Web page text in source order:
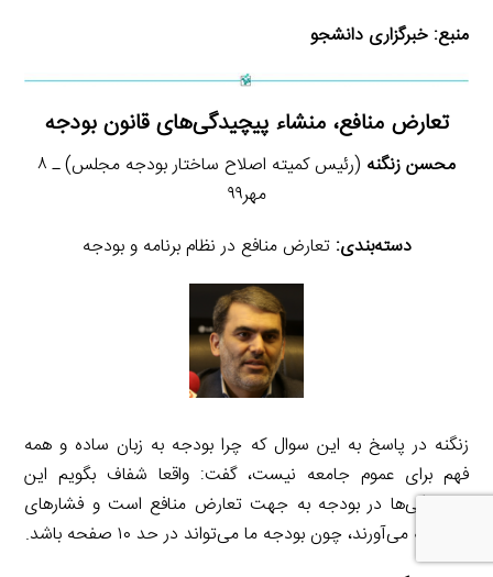
منبع: خبرگزاری دانشجو
تعارض منافع، منشاء پیچیدگی‌های قانون بودجه
محسن زنگنه
(رئیس کمیته اصلاح ساختار بودجه مجلس) ـ ۸
مهر۹۹
دسته‌بندی: تعارض منافع در نظام برنامه و بودجه
زنگنه در پاسخ به این سوال که چرا بودجه به زبان ساده و همه
فهم برای عموم جامعه نیست، گفت: واقعا شفاف بگویم این
پیچیدگی‌ها در بودجه به جهت تعارض منافع است و فشارهای
رانتی که می‌آورند، چون بودجه ما می‌تواند در حد ۱۰ صفحه باشد.